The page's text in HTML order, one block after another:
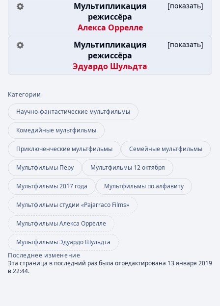
[показать]
Мультипликация
режиссёра
Алекса Оррелле
[показать]
Мультипликация
режиссёра
Эдуардо Шульдта
Категории
Научно-фантастические мультфильмы
Комедийные мультфильмы
Приключенческие мультфильмы Семейные мультфильмы
Мультфильмы Перу Мультфильмы 12 октября
Мультфильмы 2017 года Мультфильмы по алфавиту
Мультфильмы студии «Pajarraco Films»
Мультфильмы Алекса Оррелле
Мультфильмы Эдуардо Шульдта
Последнее изменение
Эта страница в последний раз была отредактирована 13 января 2019
в 22:44.